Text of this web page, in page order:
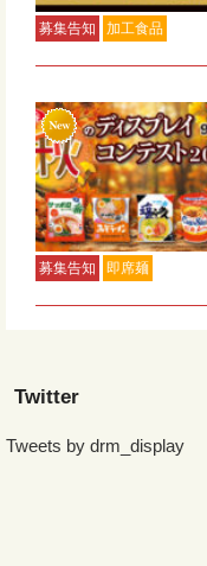
募集告知 加工食品
募集告知 即席麺
Twitter
Tweets by drm_display